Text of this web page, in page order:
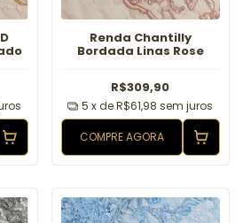
Renda Chantilly
Bordada Linas Rose
R$309,90
5 x deR$61,98 sem juros
COMPRE AGORA